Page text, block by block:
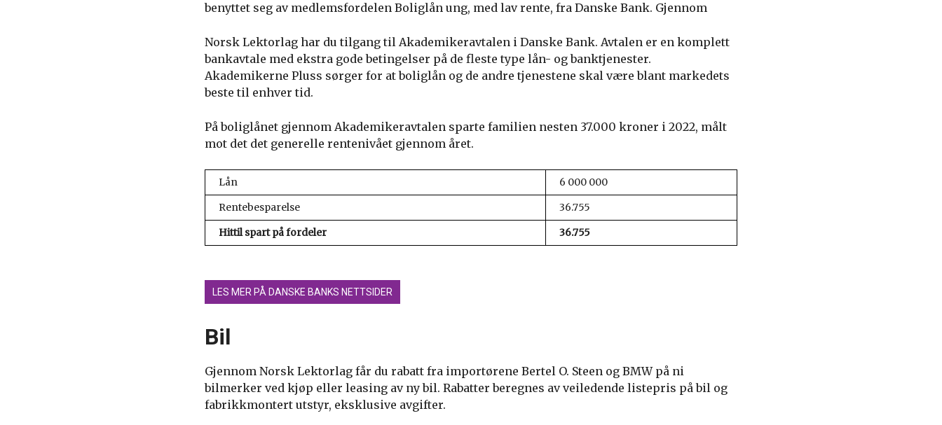
benyttet seg av medlemsfordelen Boliglån ung, med lav rente, fra Danske Bank. Gjennom
Norsk Lektorlag har du tilgang til Akademikeravtalen i Danske Bank. Avtalen er en komplett
bankavtale med ekstra gode betingelser på de fleste type lån- og banktjenester.
Akademikerne Pluss sørger for at boliglån og de andre tjenestene skal være blant markedets
beste til enhver tid.
På boliglånet gjennom Akademikeravtalen sparte familien nesten 37.000 kroner i 2022, målt
mot det det generelle rentenivået gjennom året.
Lån
6 000 000
Rentebesparelse
36.755
Hittil spart på fordeler
36.755
LES MER PÅ DANSKE BANKS NETTSIDER
Bil
Gjennom Norsk Lektorlag får du rabatt fra importørene Bertel O. Steen og BMW på ni
bilmerker ved kjøp eller leasing av ny bil. Rabatter beregnes av veiledende listepris på bil og
fabrikkmontert utstyr, eksklusive avgifter.